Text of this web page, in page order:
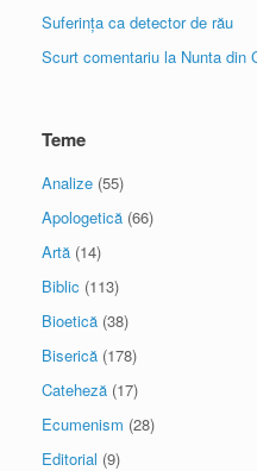
Suferința ca detector de rău
Scurt comentariu la Nunta din
Teme
Analize (55)
Apologetică (66)
Artă (14)
Biblic (113)
Bioetică (38)
Biserică (178)
Cateheză (17)
Ecumenism (28)
Editorial (9)